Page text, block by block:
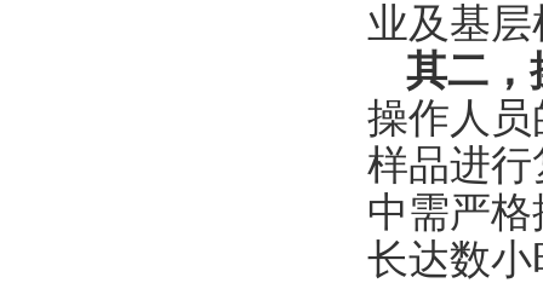
业及基
其二，
操作人
样品进
中需严
长达数